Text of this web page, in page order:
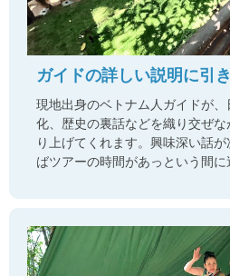
ガイドの詳しい説明に引
現地出身のベトナム人ガイドが
化、歴史の裏話などを織り交ぜ
り上げてくれます。興味深い話
ばツアーの時間があっという間に